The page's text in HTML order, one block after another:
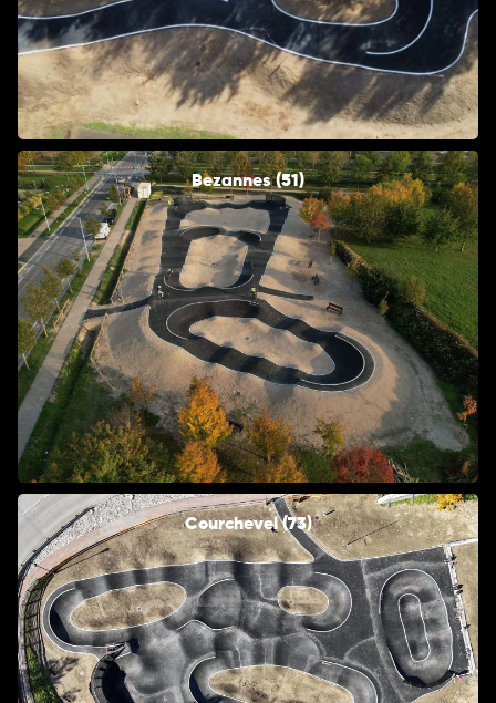
Bezannes (51)
Courchevel (73)